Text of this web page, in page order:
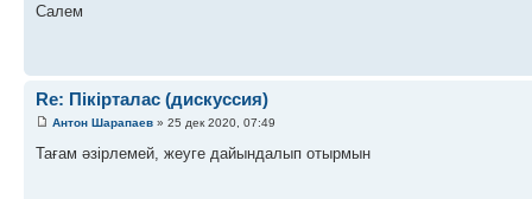
Салем
Re: Пікірталас (дискуссия)
Антон Шарапаев » 25 дек 2020, 07:49
Тағам әзірлемей, жеуге дайындалып отырмын